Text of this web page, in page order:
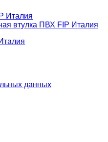
данных